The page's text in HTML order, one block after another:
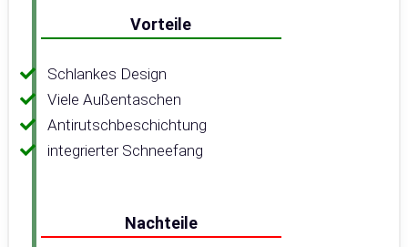
Vorteile
Schlankes Design
Viele Außentaschen
Antirutschbeschichtung
integrierter Schneefang
Nachteile